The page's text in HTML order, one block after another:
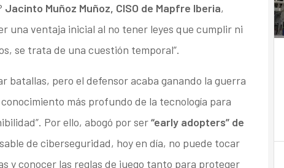
Jacinto Muñoz Muñoz, CISO de Mapfre Iberia,
una ventaja inicial al no tener leyes que cumplir ni
se trata de una cuestión temporal”.
batallas, pero el defensor acaba ganando la guerra
más profundo de la tecnología para
Por ello, abogó por ser“early adopters” de
de ciberseguridad, hoy en día, no puede tocar
y conocer las reglas de juego tanto para proteger